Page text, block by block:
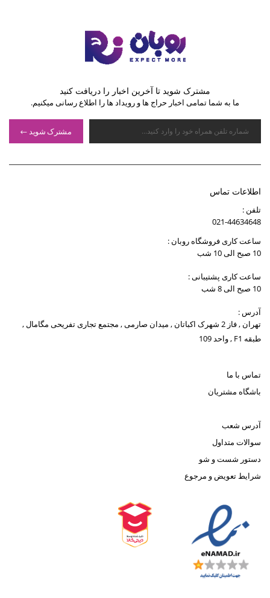
مشترک شوید تا آخرین اخبار را دریافت کنید
ما به شما تمامی اخبار حراج ها و رویداد ها را اطلاع رسانی میکنیم.
مشترک شوید
اطلاعات تماس
تلفن :
021-44634648
ساعت کاری فروشگاه روبان :
10 صبح الی 10 شب
ساعت کاری پشتیبانی :
10 صبح الی 8 شب
آدرس :
تهران , فاز 2 شهرک اکباتان , میدان صارمی , مجتمع تجاری تفریحی مگامال ,
طبقه F1 , واحد 109
تماس با ما
باشگاه مشتریان
آدرس شعب
سوالات متداول
دستور شست و شو
شرایط تعویض و مرجوع